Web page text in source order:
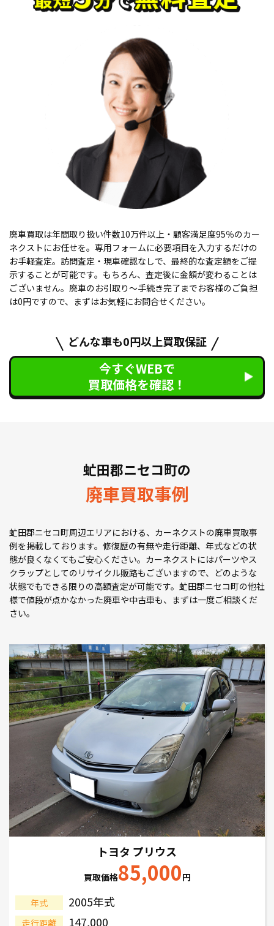
廃車買取は年間取り扱い件数10万件以上・顧客満足度95％のカー
ネクストにお任せを。専用フォームに必要項目を入力するだけの
お手軽査定。訪問査定・現車確認なしで、最終的な査定額をご提
示することが可能です。もちろん、査定後に金額が変わることは
ございません。廃車のお引取り〜手続き完了までお客様のご負担
は0円ですので、まずはお気軽にお問合せください。
どんな車も0円以上買取保証
今すぐWEBで
買取価格を確認！
虻田郡ニセコ町の
廃車買取事例
虻田郡ニセコ町周辺エリアにおける、カーネクストの廃車買取事
例を掲載しております。修復歴の有無や走行距離、年式などの状
態が良くなくてもご安心ください。カーネクストにはパーツやス
クラップとしてのリサイクル販路もございますので、どのような
状態でもできる限りの高額査定が可能です。虻田郡ニセコ町の他社
様で値段が点かなかった廃車や中古車も、まずは一度ご相談くだ
さい。
トヨタ プリウス
買取価格85,000円
年式 2005年式
走行距離 147,000